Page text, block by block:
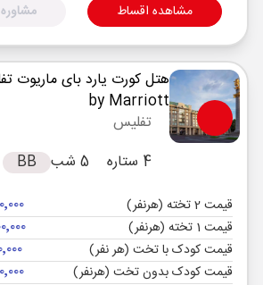
مشاهده اقساط
هتل کورت یارد بای ماریوت
by Marriott
تفلیس
4 ستاره
5 شب BB
قیمت 2 تخته (هرنفر)
قیمت 1 تخته (هرنفر)
قیمت کودک با تخت (هر نفر)
قیمت کودک بدون تخت (هرنفر)